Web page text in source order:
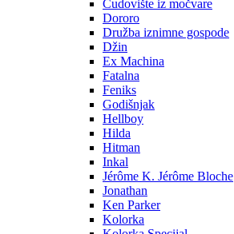
Čudovište iz močvare
Dororo
Družba iznimne gospode
Džin
Ex Machina
Fatalna
Feniks
Godišnjak
Hellboy
Hilda
Hitman
Inkal
Jérôme K. Jérôme Bloche
Jonathan
Ken Parker
Kolorka